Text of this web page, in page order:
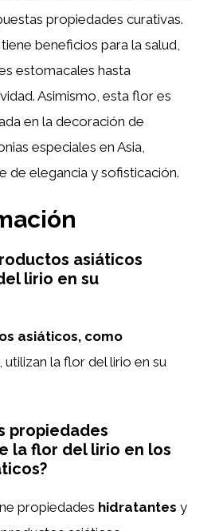
propiedades curativas.
beneficios para la salud,
estomacales hasta
Asimismo, esta flor es
en la decoración de
especiales en Asia,
de elegancia y sofisticación.
asiáticos
lirio en su
asiáticos, como
, utilizan la flor del lirio en su
propiedades
la flor del lirio en los
propiedades hidratantes y